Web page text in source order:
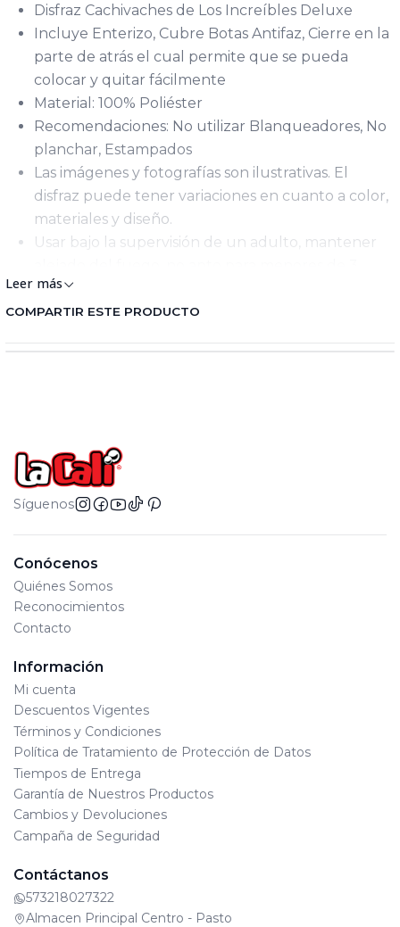
Disfraz Cachivaches de Los Increíbles Deluxe
Incluye Enterizo, Cubre Botas Antifaz, Cierre en la
parte de atrás el cual permite que se pueda
colocar y quitar fácilmente
Material: 100% Poliéster
Recomendaciones: No utilizar Blanqueadores, No
planchar, Estampados
Las imágenes y fotografías son ilustrativas. El
disfraz puede tener variaciones en cuanto a color,
materiales y diseño.
Usar bajo la supervisión de un adulto, mantener
años, peligro de asfixia, puede contener partes
pequeñas.
Leer más
COMPARTIR ESTE PRODUCTO
Síguenos
Conócenos
Quiénes Somos
Reconocimientos
Contacto
Información
Mi cuenta
Descuentos Vigentes
Términos y Condiciones
Política de Tratamiento de Protección de Datos
Tiempos de Entrega
Garantía de Nuestros Productos
Cambios y Devoluciones
Campaña de Seguridad
Contáctanos
573218027322
Almacen Principal Centro - Pasto